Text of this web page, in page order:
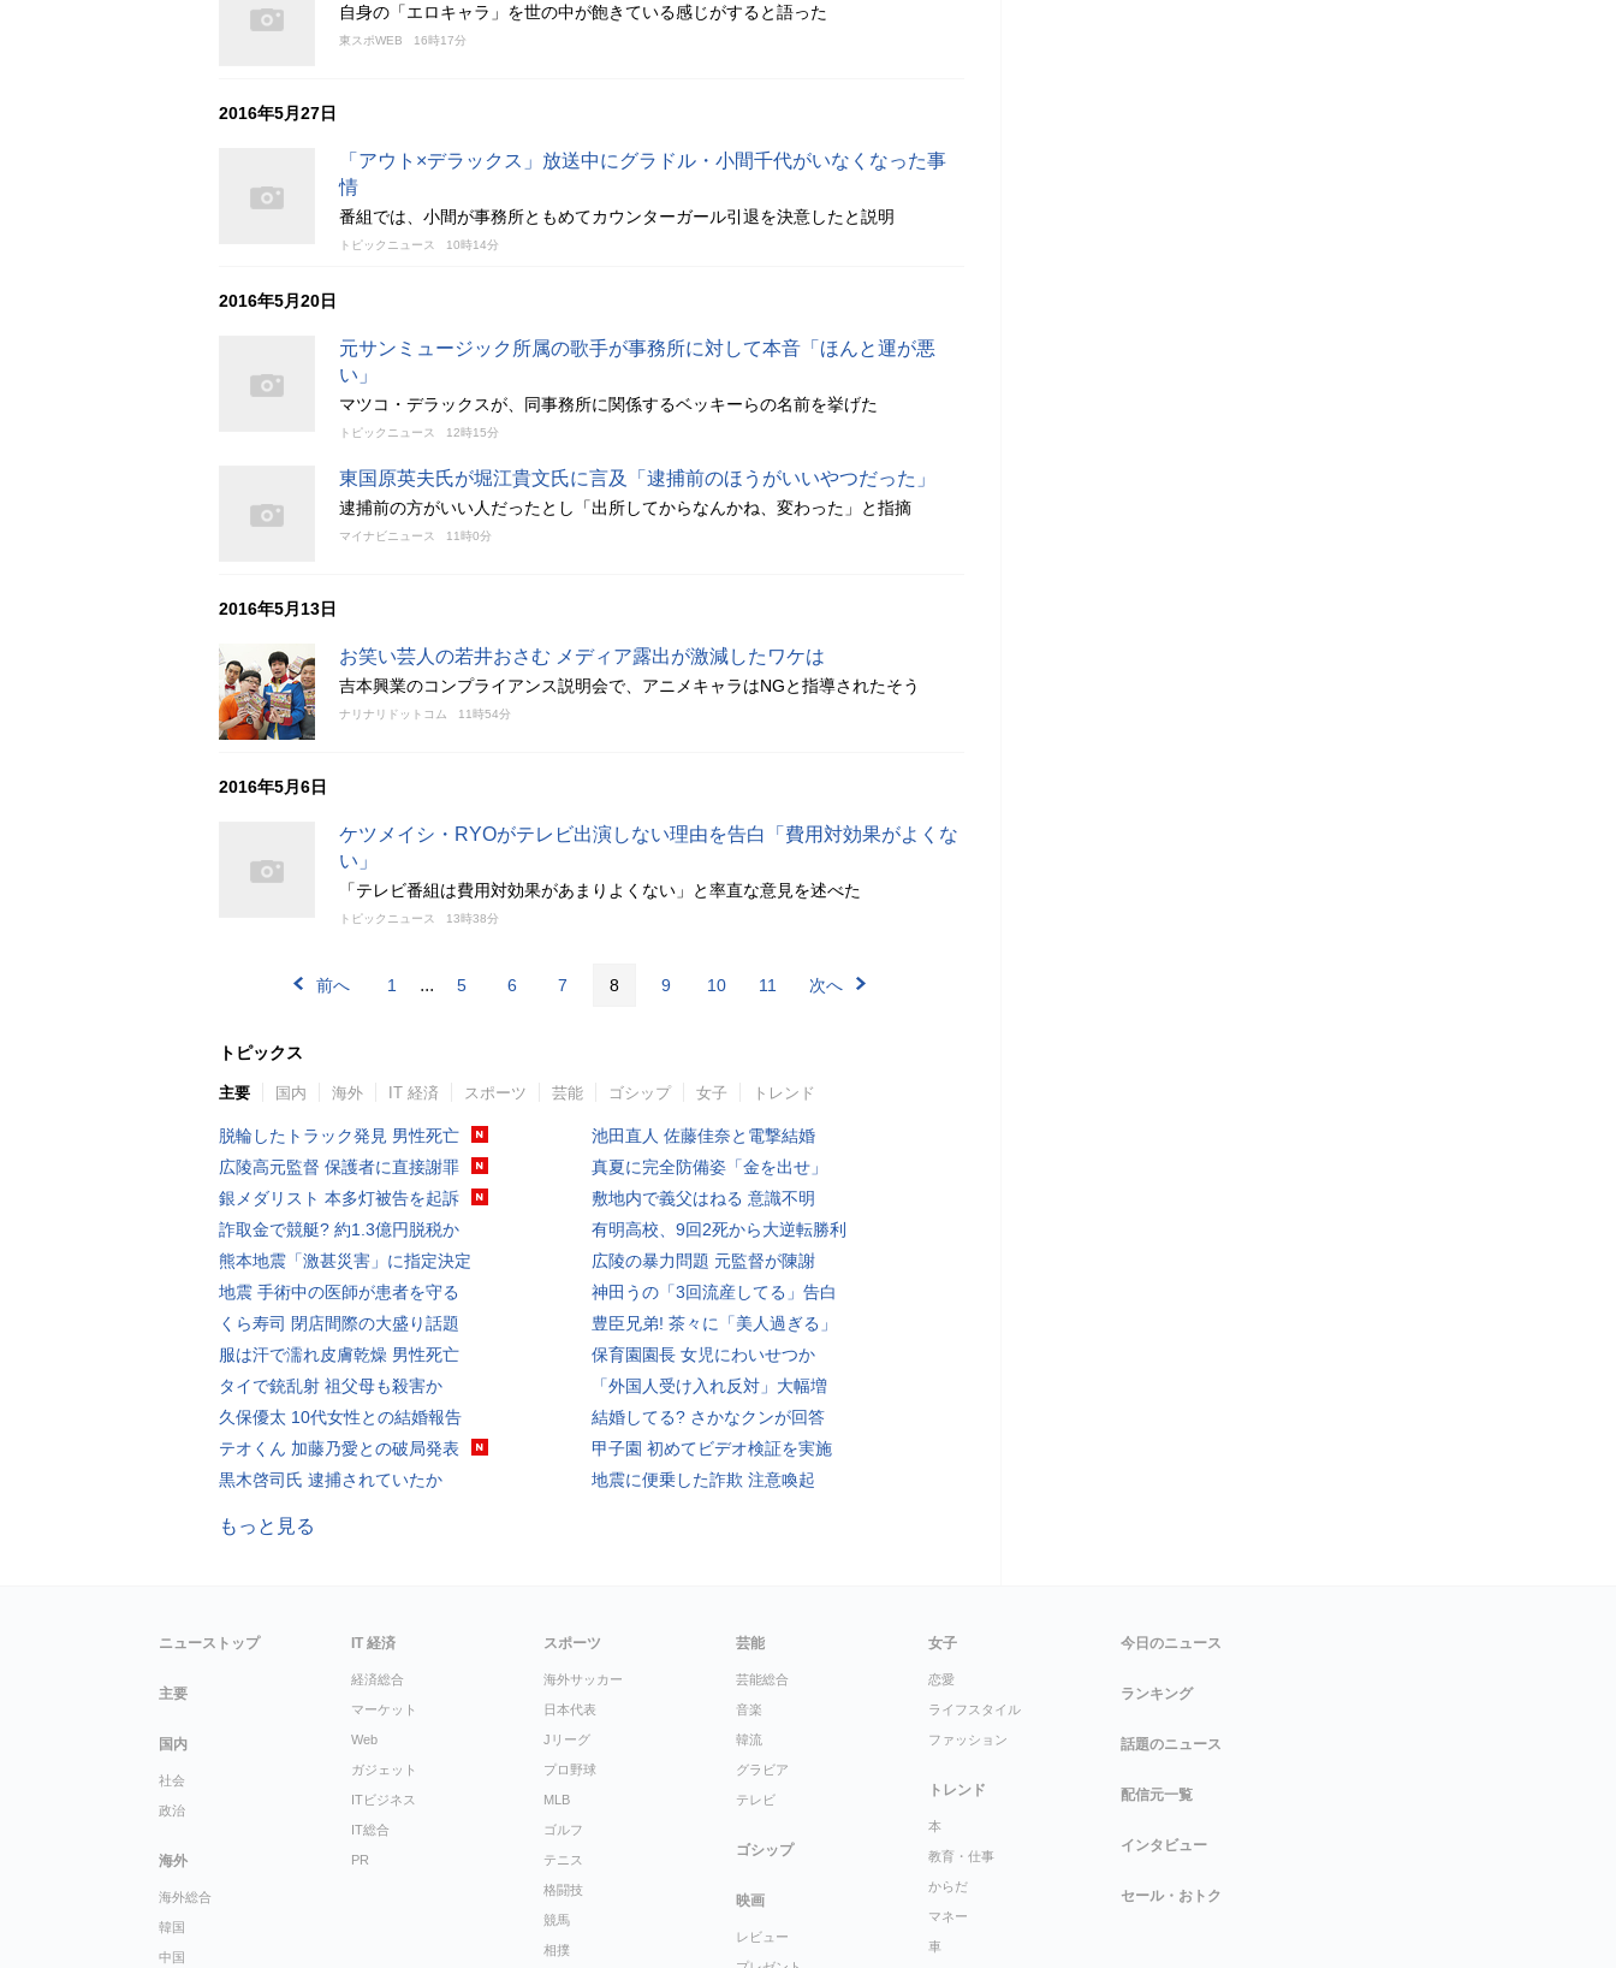
自身の「エロキャラ」を世の中が飽きている感じがすると語った
東スポWEB 16時17分
2016年5月27日
「アウト×デラックス」放送中にグラドル・小間千代がいなくなった事
情
番組では、小間が事務所ともめてカウンターガール引退を決意したと説明
トピックニュース 10時14分
2016年5月20日
元サンミュージック所属の歌手が事務所に対して本音「ほんと運が悪
い」
マツコ・デラックスが、同事務所に関係するベッキーらの名前を挙げた
トピックニュース 12時15分
東国原英夫氏が堀江貴文氏に言及「逮捕前のほうがいいやつだった」
逮捕前の方がいい人だったとし「出所してからなんかね、変わった」と指摘
マイナビニュース 11時0分
2016年5月13日
お笑い芸人の若井おさむ メディア露出が激減したワケは
吉本興業のコンプライアンス説明会で、アニメキャラはNGと指導されたそう
ナリナリドットコム 11時54分
2016年5月6日
ケツメイシ・RYOがテレビ出演しない理由を告白「費用対効果がよくな
い」
「テレビ番組は費用対効果があまりよくない」と率直な意見を述べた
トピックニュース 13時38分
前へ 1 ... 5 6 7 8 9 10 11 次へ
トピックス
主要 国内 海外 IT 経済 スポーツ 芸能 ゴシップ 女子 トレンド
脱輪したトラック発見 男性死亡
広陵高元監督 保護者に直接謝罪
銀メダリスト 本多灯被告を起訴
詐取金で競艇? 約1.3億円脱税か
熊本地震「激甚災害」に指定決定
地震 手術中の医師が患者を守る
くら寿司 閉店間際の大盛り話題
服は汗で濡れ皮膚乾燥 男性死亡
タイで銃乱射 祖父母も殺害か
久保優太 10代女性との結婚報告
テオくん 加藤乃愛との破局発表
黒木啓司氏 逮捕されていたか
池田直人 佐藤佳奈と電撃結婚
真夏に完全防備姿「金を出せ」
敷地内で義父はねる 意識不明
有明高校、9回2死から大逆転勝利
広陵の暴力問題 元監督が陳謝
神田うの「3回流産してる」告白
豊臣兄弟! 茶々に「美人過ぎる」
保育園園長 女児にわいせつか
「外国人受け入れ反対」大幅増
結婚してる? さかなクンが回答
甲子園 初めてビデオ検証を実施
地震に便乗した詐欺 注意喚起
もっと見る
ニューストップ
主要
国内
社会
政治
海外
海外総合
韓国
中国
IT 経済
経済総合
マーケット
Web
ガジェット
ITビジネス
IT総合
PR
スポーツ
海外サッカー
日本代表
Jリーグ
プロ野球
MLB
ゴルフ
テニス
格闘技
競馬
相撲
芸能
芸能総合
音楽
韓流
グラビア
テレビ
ゴシップ
映画
レビュー
女子
恋愛
ライフスタイル
ファッション
トレンド
本
教育・仕事
からだ
マネー
車
今日のニュース
ランキング
話題のニュース
配信元一覧
インタビュー
セール・おトク